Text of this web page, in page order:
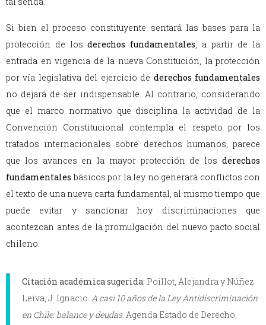
Si bien el proceso constituyente sentará las bases para la
protección de losderechos fundamentales, a partir de la
entrada en vigencia de la nueva Constitución, la protección
por vía legislativa del ejercicio de derechos fundamentales
no dejará de ser indispensable. Al contrario, considerando
que el marco normativo que disciplina la actividad de la
Convención Constitucional contempla el respeto por los
tratados internacionales sobre derechos humanos, parece
que los avances en la mayor protección de los derechos
fundamentales básicos por la ley no generará conflictos con
el texto de una nueva carta fundamental, al mismo tiempo que
puede evitar y sancionar hoy discriminaciones que
acontezcan antes de la promulgación del nuevo pacto social
chileno.
Citación académica sugerida: Poillot, Alejandra y Núñez
Leiva, J. Ignacio. A casi 10 años de la Ley Antidiscriminación
en Chile: balance y deudas. Agenda Estado de Derecho,